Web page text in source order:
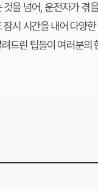
을 넘어, 운전자가
시 시간을 내어 다양
드린 팁들이 여러분